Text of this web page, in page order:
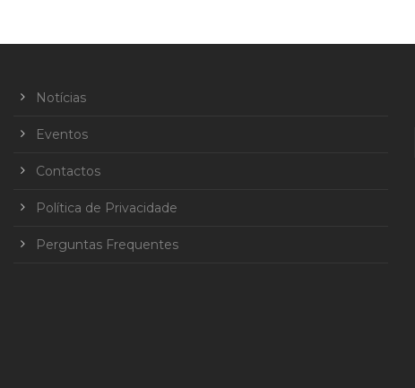
Notícias
Eventos
Contactos
Política de Privacidade
Perguntas Frequentes